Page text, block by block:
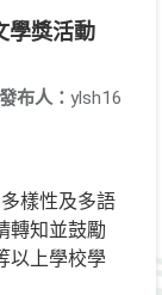
學獎活動
發布人： ylsh16
樣性及多語
轉知並鼓勵
以上學校學